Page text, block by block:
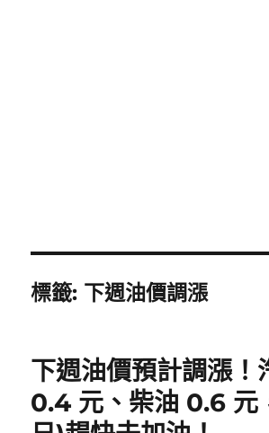
標籤: 下週油價調漲
下週油價預計調漲！
0.4 元、柴油 0.6 元